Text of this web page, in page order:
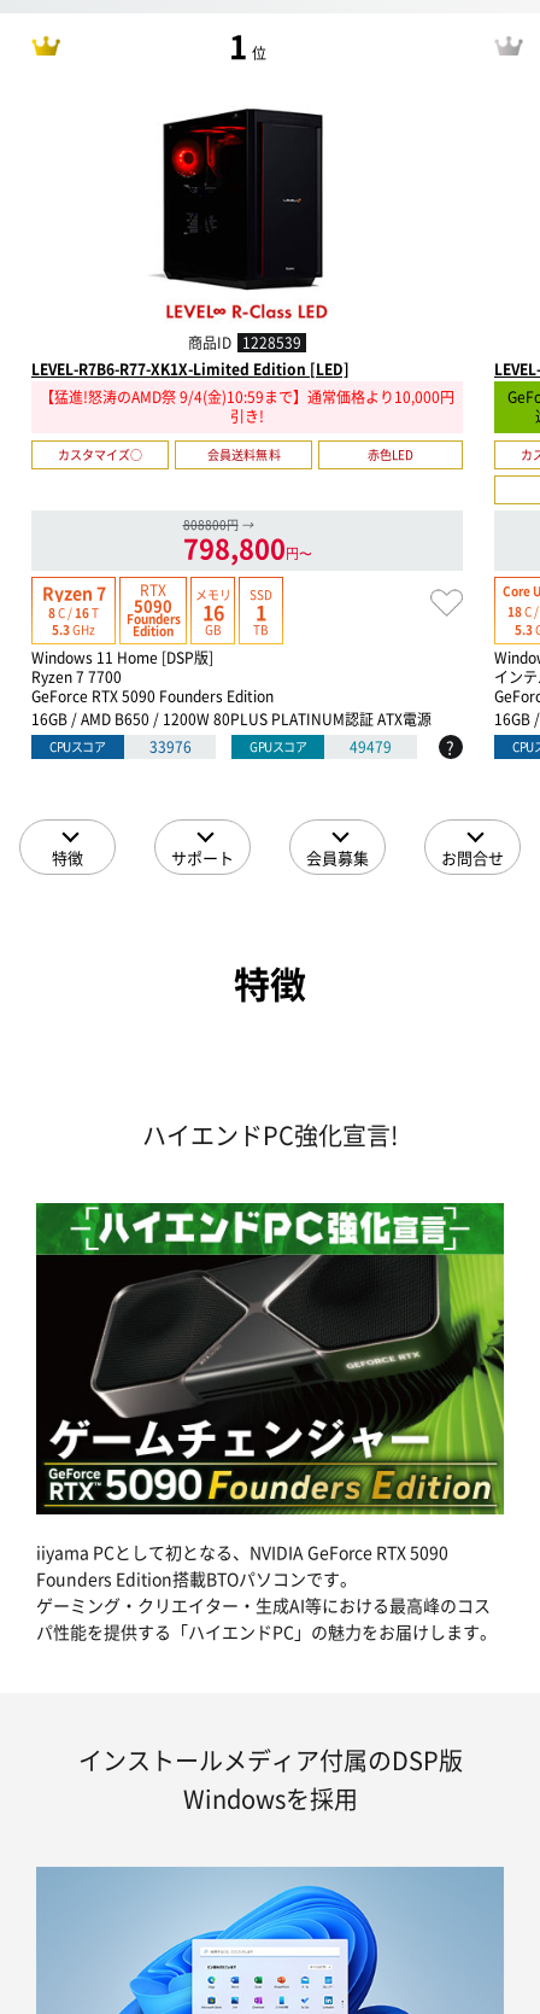
1 位
商品ID 1228539
LEVEL-R7B6-R77-XK1X-Limited Edition [LED]
【猛進!怒涛のAMD祭 9/4(金)10:59まで】通常価格より10,000円
引き!
カスタマイズ○ 会員送料無料 赤色LED
808800円 →
798,800円〜
Ryzen 7
8C /16T
5.3GHz
RTX
5090
Founders
Edition
メモリ
16
GB
SSD
1
TB
Windows 11 Home [DSP版]
Ryzen 7 7700
GeForce RTX 5090 Founders Edition
16GB / AMD B650 / 1200W 80PLUS PLATINUM認証 ATX電源
CPUスコア 33976 GPUスコア 49479 ?
カ
Core
18C /
5.3
イン
16GB
CPU
特徴 サポート 会員募集 お問合せ
特徴
ハイエンドPC強化宣言!
iiyama PCとして初となる、NVIDIA GeForce RTX 5090
Founders Edition搭載BTOパソコンです。
ゲーミング・クリエイター・生成AI等における最高峰のコス
パ性能を提供する「ハイエンドPC」の魅力をお届けします。
インストールメディア付属のDSP版
Windowsを採用